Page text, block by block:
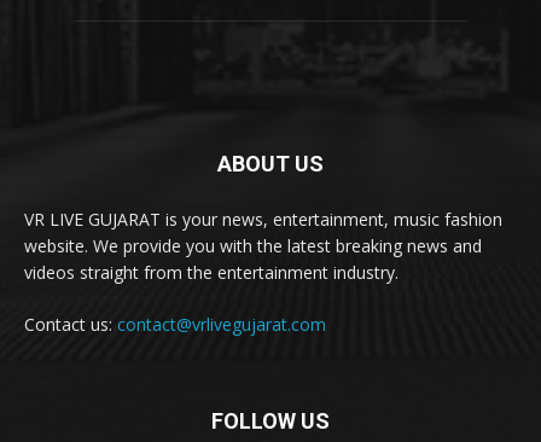
ABOUT US
VR LIVE GUJARAT is your news, entertainment, music fashion
website. We provide you with the latest breaking news and
videos straight from the entertainment industry.
Contact us: contact@vrlivegujarat.com
FOLLOW US